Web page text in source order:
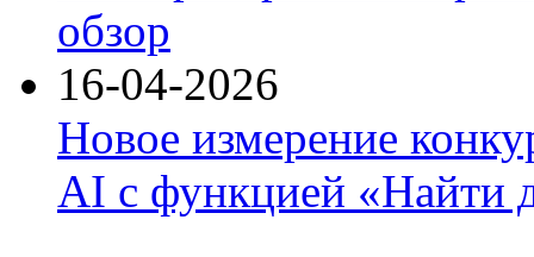
обзор
16-04-2026
Новое измерение
AI с функцией «Найти